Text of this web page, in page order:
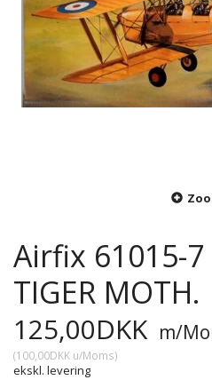
Airfix 61015-7
TIGER MOTH.
125,00DKK m/
(100,00DKK u/Moms)
ekskl. levering